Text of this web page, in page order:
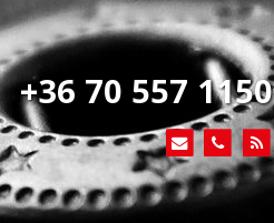
+36 70 557 1150